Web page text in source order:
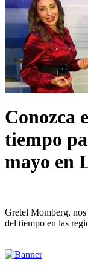
Conozca
tiempo
mayo en
Gretel Momberg,
del tiempo en las